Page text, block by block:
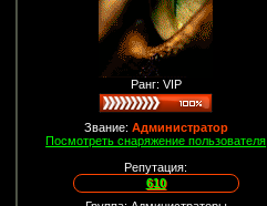
Ранг: VIP
Звание: Администратор
Посмотреть снаряжение пользователя
Репутация:
610